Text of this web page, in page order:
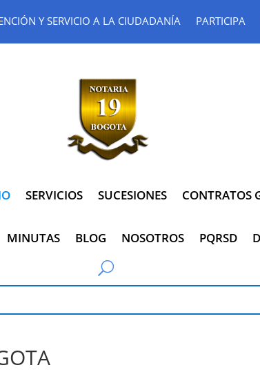
Y SERVICIO A LA CIUDADANÍA PARTICIPA
SERVICIOS SUCESIONES CONTRATOS
MINUTAS BLOG NOSOTROS PQRSD